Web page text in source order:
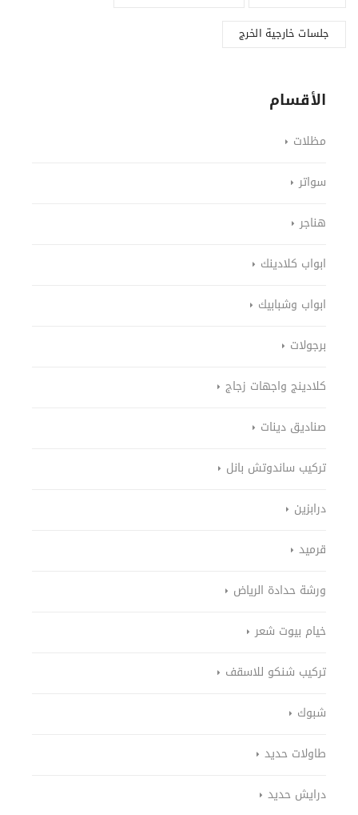
جلسات خارجية الخرج
الأقسام
مظلات
سواتر
هناجر
ابواب كلادينك
ابواب وشبابيك
برجولات
كلادينج واجهات زجاج
صناديق دينات
تركيب ساندوتش بانل
درابزين
قرميد
ورشة حدادة الرياض
خيام بيوت شعر
تركيب شنكو للاسقف
شبوك
طاولات حديد
درايش حديد